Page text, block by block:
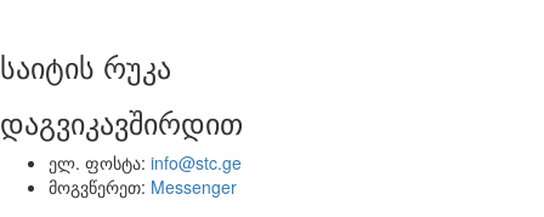
საიტის რუკა
დაგვიკავშირდით
ელ. ფოსტა: info@stc.ge
მოგვწერეთ: Messenger